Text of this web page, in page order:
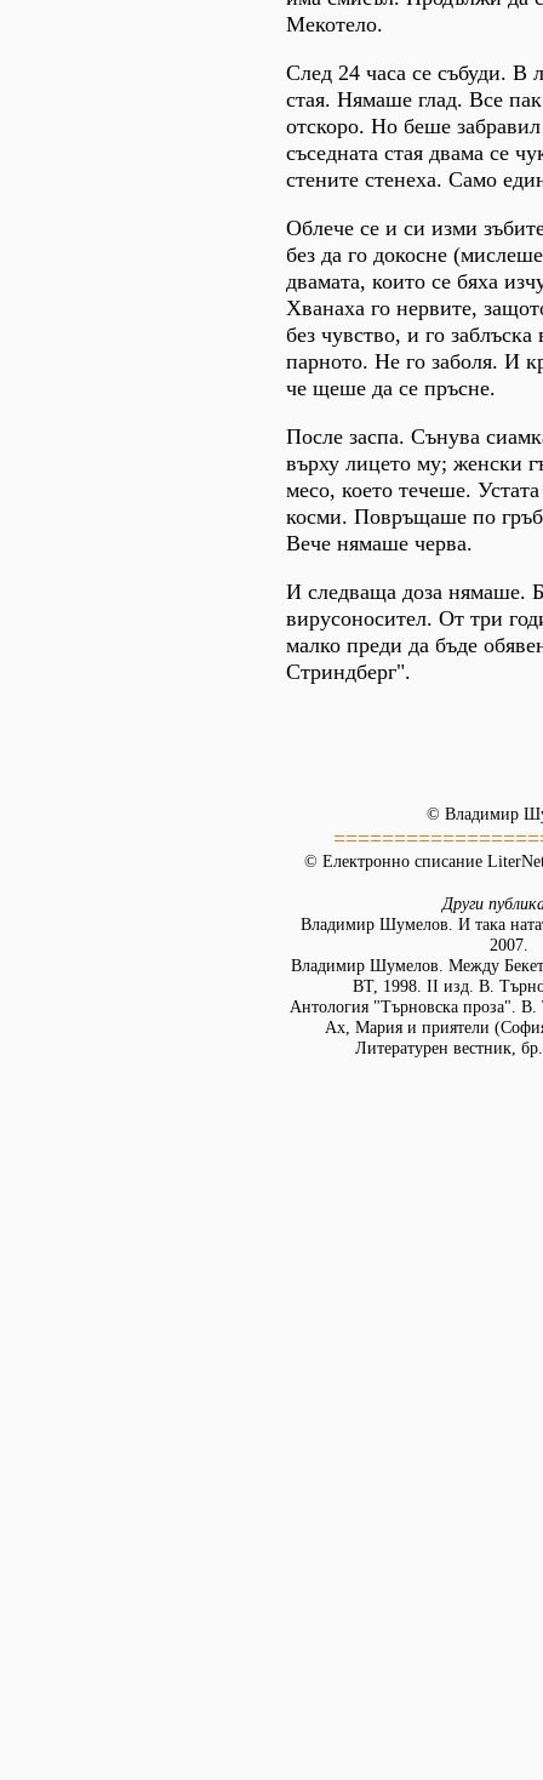
Мекотело.
След 24 часа се събуди. В
стая. Нямаше глад. Все
отскоро. Но беше
съседната стая двама се
стените стенеха. Само
Облече се и си изми
без да го докосне
двамата, които се бяха
Хванаха го нервите,
без чувство, и го заблъска
парното. Не го заболя. И
че щеше да се пръсне.
После заспа. Сънува
върху лицето му; женски
месо, което течеше.
косми. Повръщаше по
Вече нямаше черва.
И следваща доза нямаше.
вирусоносител. От три
малко преди да бъде
Стриндберг".
© Владимир
© Електронно списание
Други
Владимир Шумелов. И така
2007.
Владимир Шумелов. Между
ВТ, 1998. II изд. В.
Антология "Търновска проза".
Ах, Мария и приятели
Литературен вестник,